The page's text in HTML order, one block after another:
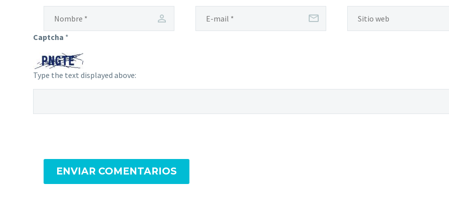
Captcha *
Type the text displayed above:
ENVIAR COMENTARIOS